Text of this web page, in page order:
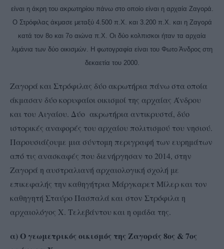
είναι η άκρη του ακρωτηρίου πάνω στο οποίο είναι η αρχαία Ζαγορά.
Ο Στρόφιλας άκμασε μεταξύ 4.500 π.Χ. και 3.200 π.Χ. και η Ζαγορά
κατά τον 8ο και 7ο αιώνα π.Χ. Οι δύο κολπισκοι ήταν τα αρχαία
λιμάνια των δύο οικισμών. Η φωτογραφία είναι του Φωτο Άνδρος στη
δεκαετία του 2000.
Ζαγορά και Στρόφιλας δύο ακρωτήρια πάνω στα οποία
άκμασαν δύο κορυφαίοι οικισμοί της αρχαίας Άνδρου
και του Αιγαίου. Δύο ακρωτήρια αντικρυστά, δύο
ιστορικές αναφορές του αρχαίου πολιτισμού του νησιού.
Παρουσιάζουμε μια σύντομη περιγραφή των ευρημάτων
από τις ανασκαφές που διενήργησαν το 2014, στην
Ζαγορά η αυστραλιανή αρχαιολογική σχολή με
επικεφαλής την καθηγήτρια Μάργκαρετ Μίλερ και τον
καθηγητή Σταύρο Πασπαλά και στον Στρόφιλα η
αρχαιολόγος Χ. Τελεβάντου και η ομάδα της.
α) Ο γεωμετρικός οικισμός της Ζαγοράς 8ος & 7ος